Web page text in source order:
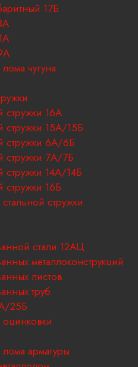
17Б
чугуна
стружки 16А
стружки 15А/15Б
стружки 6А/6Б
стружки 7А/7Б
стружки 14А/14Б
стружки 16Б
стружки
стали 12АЦ
металлоконструкций
листов
труб
25Б
арматуры